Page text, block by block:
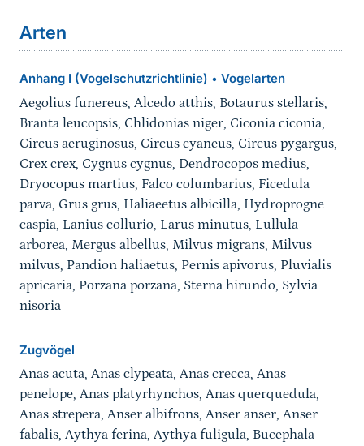
Arten
Anhang I (Vogelschutzrichtlinie) • Vogelarten
Aegolius funereus, Alcedo atthis, Botaurus stellaris,
Branta leucopsis, Chlidonias niger, Ciconia ciconia,
Circus aeruginosus, Circus cyaneus, Circus pygargus,
Crex crex, Cygnus cygnus, Dendrocopos medius,
Dryocopus martius, Falco columbarius, Ficedula
parva, Grus grus, Haliaeetus albicilla, Hydroprogne
caspia, Lanius collurio, Larus minutus, Lullula
arborea, Mergus albellus, Milvus migrans, Milvus
milvus, Pandion haliaetus, Pernis apivorus, Pluvialis
apricaria, Porzana porzana, Sterna hirundo, Sylvia
nisoria
Zugvögel
Anas acuta, Anas clypeata, Anas crecca, Anas
penelope, Anas platyrhynchos, Anas querquedula,
Anas strepera, Anser albifrons, Anser anser, Anser
fabalis, Aythya ferina, Aythya fuligula, Bucephala